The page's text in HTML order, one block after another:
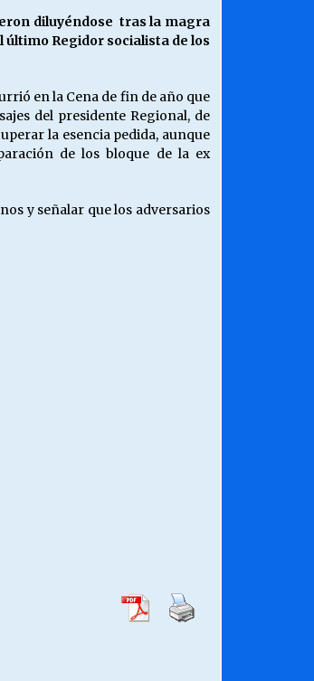
diluyéndose tras la magra
Regidor socialista de los
en la Cena de fin de año que
del presidente Regional, de
la esencia pedida, aunque
de los bloque de la ex
y señalar que los adversarios